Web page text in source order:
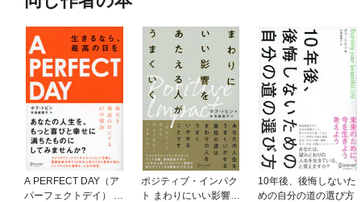
A PERFECT DAY（ア
パーフェクトデイ） 生
ポジティブ・インパク
ト まわりにいい影響を
10年後、後悔しないた
めの自分の道の選び方